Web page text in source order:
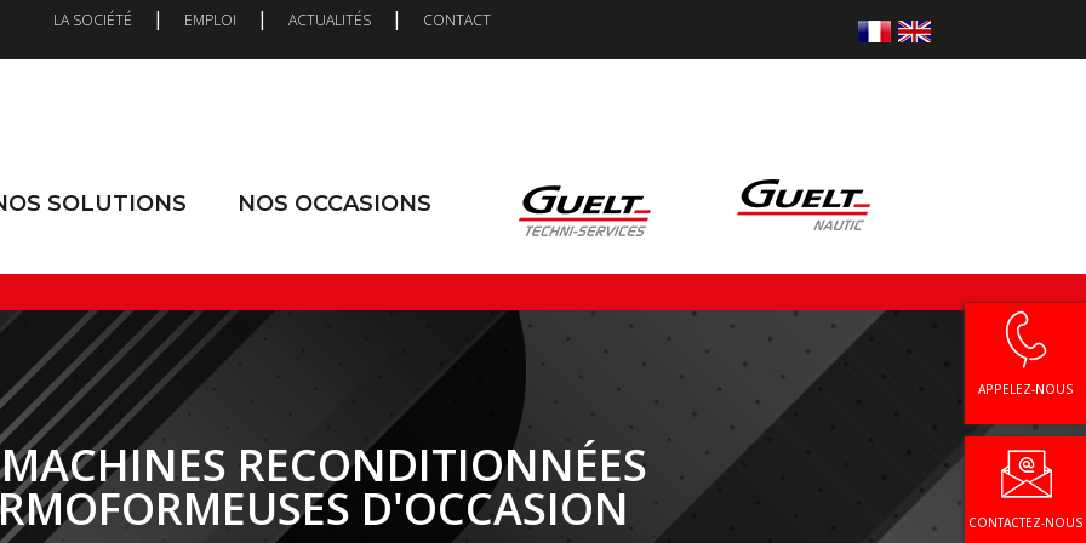
LA SOCIÉTÉ | EMPLOI | ACTUALITÉS | CONTACT
SOLUTIONS NOS OCCASIONS
RECONDITIONNÉES
D'OCCASION
APPELEZ-NOUS
CONTACTEZ-NOUS